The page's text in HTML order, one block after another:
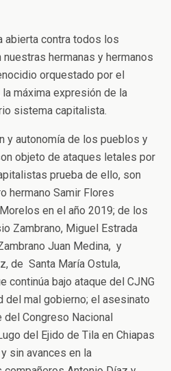
abierta contra todos los
hermanas y hermanos
orquestado por el
máxima expresión de la
sistema capitalista.
y autonomía de los pueblos y
objeto de ataques letales por
prueba de ello, son
hermano Samir Flores
en el año 2019; de los
Zambrano, Miguel Estrada
Juan Medina, y
de Santa María Ostula,
continúa bajo ataque del CJNG
del mal gobierno; el asesinato
del Congreso Nacional
del Ejido de Tila en Chiapas
sin avances en la